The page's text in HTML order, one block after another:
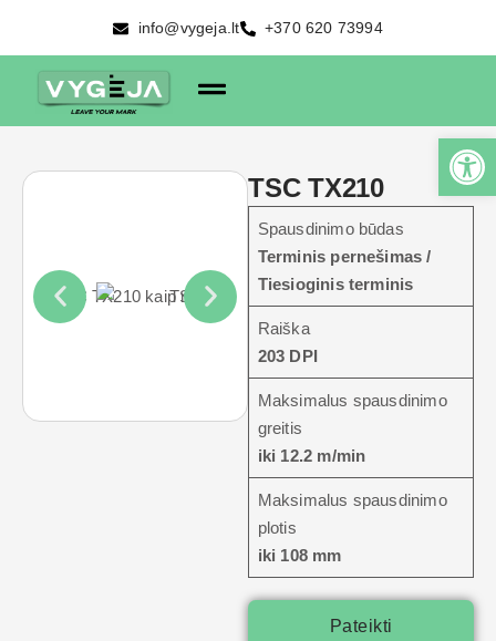
info@vygeja.lt +370 620 73994
TSC TX210
Spausdinimo būdas
Terminis pernešimas /
Tiesioginis terminis
Raiška
203 DPI
Maksimalus spausdinimo
greitis
iki 12.2 m/min
Maksimalus spausdinimo
plotis
iki 108 mm
Pateikti